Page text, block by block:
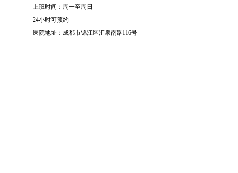
上班时间：周一至周日
24小时可预约
医院地址：成都市锦江区汇泉南路116号